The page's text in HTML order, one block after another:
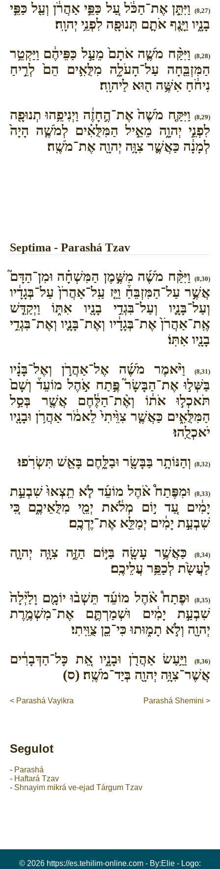
(8,27)
וַיִּתֵּ֣ן אֶת־הַכֹּ֔ל עַ֚ל כַּפֵּ֣י אַהֲרֹ֔ן וְעַ֖ל כַּפֵּ֣י
בָנָ֑יו וַיָּ֧נֶף אֹתָ֛ם תְּנוּפָ֖ה לִפְנֵ֥י יְהוָֽה׃
(8,28)
וַיִּקַּ֨ח מֹשֶׁ֤ה אֹתָם֙ מֵעַ֣ל כַּפֵּיהֶ֔ם וַיַּקְטֵ֥ר
הַמִּזְבֵּ֖חָה עַל־הָעֹלָ֑ה מִלֻּאִ֥ים הֵם֙ לְרֵ֣יחַ
נִיחֹ֔חַ אִשֶּׁ֥ה ה֖וּא לַיהוָֽה׃
(8,29)
וַיִּקַּ֤ח מֹשֶׁה֙ אֶת־הֶ֣חָזֶ֔ה וַיְנִיפֵ֥הוּ תְנוּפָ֖ה
לִפְנֵ֣י יְהוָ֑ה מֵאֵ֣יל הַמִּלֻּאִ֗ים לְמֹשֶׁ֤ה הָיָה֙
לְמָנָ֔ה כַּאֲשֶׁ֛ר צִוָּ֥ה יְהוָ֖ה אֶת־מֹשֶֽׁה׃
Septima - Parashá Tzav
(8,30)
וַיִּקַּ֨ח מֹשֶׁ֜ה מִשֶּׁ֣מֶן הַמִּשְׁחָ֗ה וּמִן־הַדָּם֮
אֲשֶׁ֣ר עַל־הַמִּזְבֵּחַ֒ וַיַּ֤ז עַֽל־אַהֲרֹן֙ עַל־בְּגָדָ֔יו
וְעַל־בָּנָ֛יו וְעַל־בִּגְדֵ֥י בָנָ֖יו אִתּ֑וֹ וַיְקַדֵּ֤שׁ
אֶֽת־אַהֲרֹן֙ אֶת־בְּגָדָ֔יו וְאֶת־בָּנָ֛יו וְאֶת־בִּגְדֵ֥י
בָנָ֖יו אִתּֽוֹ׃
(8,31)
וַיֹּ֨אמֶר מֹשֶׁ֜ה אֶל־אַהֲרֹ֣ן וְאֶל־בָּנָ֗יו
בַּשְּׁל֣וּ אֶת־הַבָּשָׂר֮ פֶּ֣תַח אֹ֣הֶל מוֹעֵד֒ וְשָׁם֙
תֹּאכְל֣וּ אֹת֔וֹ וְאֶ֨ת־הַלֶּ֔חֶם אֲשֶׁ֖ר בְּסַ֣ל
הַמִּלֻּאִ֑ים כַּאֲשֶׁ֤ר צִוֵּ֙יתִי֙ לֵאמֹ֔ר אַהֲרֹ֥ן וּבָנָ֖יו
יֹאכְלֻֽהוּ׃
(8,32) וְהַנּוֹתָ֥ר בַּבָּשָׂ֖ר וּבַלָּ֑חֶם בָּאֵ֖שׁ תִּשְׂרֹֽפוּ׃
(8,33)
וּמִפֶּתַח֩ אֹ֨הֶל מוֹעֵ֜ד לֹ֤א תֵֽצְאוּ֙ שִׁבְעַ֣ת
יָמִ֔ים עַ֚ד י֣וֹם מְלֹ֔את יְמֵ֖י מִלֻּאֵיכֶ֑ם כִּ֚י
שִׁבְעַ֣ת יָמִ֔ים יְמַלֵּ֖א אֶת־יֶדְכֶֽם׃
(8,34)
כַּאֲשֶׁ֥ר עָשָׂ֖ה בַּיּ֣וֹם הַזֶּ֑ה צִוָּ֧ה יְהוָ֛ה
לַעֲשֹׂ֖ת לְכַפֵּ֥ר עֲלֵיכֶֽם׃
(8,35)
וּפֶתַח֩ אֹ֨הֶל מוֹעֵ֜ד תֵּשְׁב֨וּ יוֹמָ֤ם וָלַ֙יְלָה֙
שִׁבְעַ֣ת יָמִ֔ים וּשְׁמַרְתֶּ֛ם אֶת־מִשְׁמֶ֥רֶת
יְהוָ֖ה וְלֹ֣א תָמ֑וּתוּ כִּי־כֵ֖ן צֻוֵּֽיתִי׃
(8,36)
וַיַּ֥עַשׂ אַהֲרֹ֖ן וּבָנָ֑יו אֵ֚ת כָּל־הַדְּבָרִ֔ים
אֲשֶׁר־צִוָּ֥ה יְהוָ֖ה בְּיַד־מֹשֶֽׁה׃ (ס)
< Parashá Vayikra Parashá Shemini >
Segulot
- Parashá
- Haftará Tzav
- Shnayim mikrá ve-ejad Tárgum Tzav
© 2026 https://es.tehilim-online.com - By:Elie - Logo: